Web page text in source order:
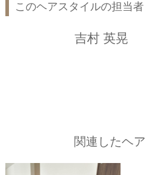
このヘアスタイルの担当者
吉村 英晃
関連したヘ